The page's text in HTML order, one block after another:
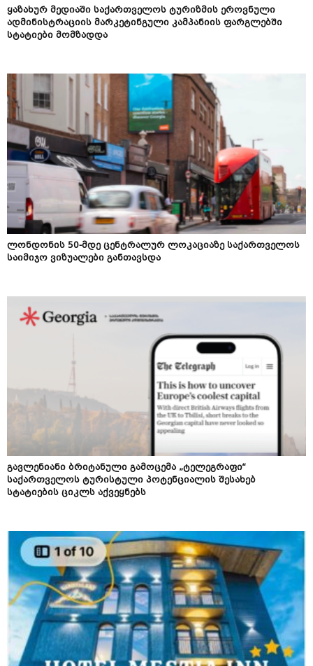
ყაზახურ მედიაში საქართველოს ტურიზმის ეროვნული
ადმინისტრაციის მარკეტინგული კამპანიის ფარგლებში
სტატიები მომზადდა
ლონდონის 50-მდე ცენტრალურ ლოკაციაზე საქართველოს
საიმიჯო ვიზუალები განთავსდა
გავლენიანი ბრიტანული გამოცემა „ტელეგრაფი“
საქართველოს ტურისტული პოტენციალის შესახებ
სტატიების ციკლს აქვეყნებს